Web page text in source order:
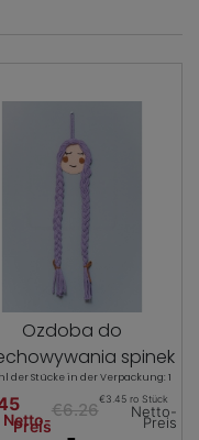
Ozdoba do
spinek
der Stücke in der Verpackung: 1
Netto-
Preis
€6.26€3.45 ro Stück
Netto-
Preis